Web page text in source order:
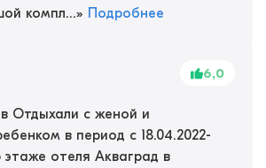
компл...» Подробнее
6,0
Отдыхали с женой и
в период с 18.04.2022-
этаже отеля Акваград в